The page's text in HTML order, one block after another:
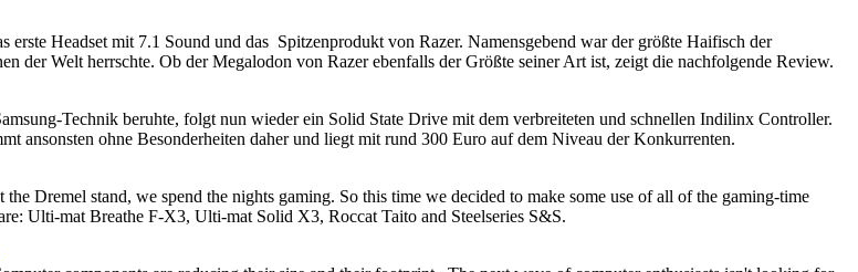
erste Headset mit 7.1 Sound und das Spitzenprodukt von Razer. Namensgebend war der größte Haifisch der
der Welt herrschte. Ob der Megalodon von Razer ebenfalls der Größte seiner Art ist, zeigt die nachfolgende Review.
Technik beruhte, folgt nun wieder ein Solid State Drive mit dem verbreiteten und schnellen Indilinx Controller.
ansonsten ohne Besonderheiten daher und liegt mit rund 300 Euro auf dem Niveau der Konkurrenten.
Dremel stand, we spend the nights gaming. So this time we decided to make some use of all of the gaming-time
Ulti-mat Breathe F-X3, Ulti-mat Solid X3, Roccat Taito and Steelseries S&S.